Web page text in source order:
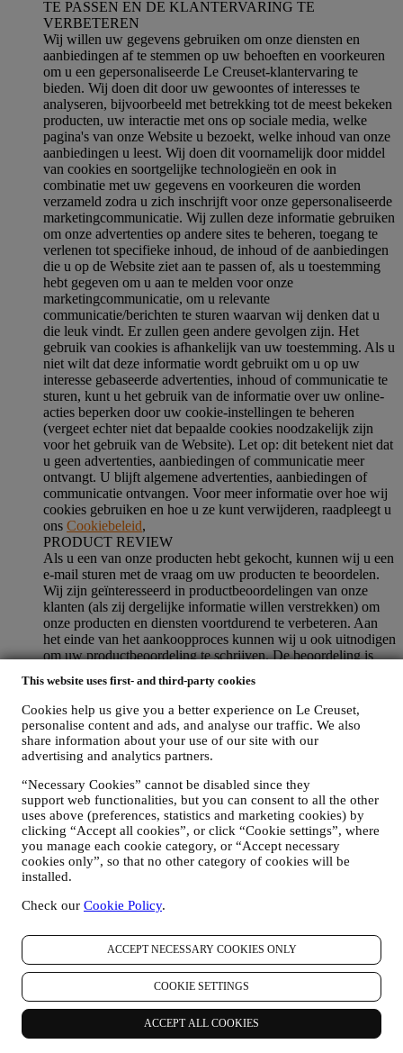
This website uses first- and third-party cookies
Cookies help us give you a better experience on Le Creuset,
personalise content and ads, and analyse our traffic. We also
share information about your use of our site with our
advertising and analytics partners.
“Necessary Cookies” cannot be disabled since they
support web functionalities, but you can consent to all the other
uses above (preferences, statistics and marketing cookies) by
clicking “Accept all cookies”, or click “Cookie settings”, where
you manage each cookie category, or “Accept necessary
cookies only”, so that no other category of cookies will be
installed.
Check our Cookie Policy.
ACCEPT NECESSARY COOKIES ONLY
COOKIE SETTINGS
ACCEPT ALL COOKIES
TE PASSEN EN DE KLANTERVARING TE
VERBETEREN
Wij willen uw gegevens gebruiken om onze diensten en
aanbiedingen af te stemmen op uw behoeften en voorkeuren
om u een gepersonaliseerde Le Creuset-klantervaring te
bieden. Wij doen dit door uw gewoontes of interesses te
analyseren, bijvoorbeeld met betrekking tot de meest bekeken
producten, uw interactie met ons op sociale media, welke
pagina's van onze Website u bezoekt, welke inhoud van onze
aanbiedingen u leest. Wij doen dit voornamelijk door middel
van cookies en soortgelijke technologieën en ook in
combinatie met uw gegevens en voorkeuren die worden
verzameld zodra u zich inschrijft voor onze gepersonaliseerde
marketingcommunicatie. Wij zullen deze informatie gebruiken
om onze advertenties op andere sites te beheren, toegang te
verlenen tot specifieke inhoud, de inhoud of de aanbiedingen
die u op de Website ziet aan te passen of, als u toestemming
hebt gegeven om u aan te melden voor onze
marketingcommunicatie, om u relevante
communicatie/berichten te sturen waarvan wij denken dat u
die leuk vindt. Er zullen geen andere gevolgen zijn. Het
gebruik van cookies is afhankelijk van uw toestemming. Als u
niet wilt dat deze informatie wordt gebruikt om u op uw
interesse gebaseerde advertenties, inhoud of communicatie te
sturen, kunt u het gebruik van de informatie over uw online-
acties beperken door uw cookie-instellingen te beheren
(vergeet echter niet dat bepaalde cookies noodzakelijk zijn
voor het gebruik van de Website). Let op: dit betekent niet dat
u geen advertenties, aanbiedingen of communicatie meer
ontvangt. U blijft algemene advertenties, aanbiedingen of
communicatie ontvangen. Voor meer informatie over hoe wij
cookies gebruiken en hoe u ze kunt verwijderen, raadpleegt u
ons Cookiebeleid,
PRODUCT REVIEW
Als u een van onze producten hebt gekocht, kunnen wij u een
e-mail sturen met de vraag om uw producten te beoordelen.
Wij zijn geïnteresseerd in productbeoordelingen van onze
klanten (als zij dergelijke informatie willen verstrekken) om
onze producten en diensten voortdurend te verbeteren. Aan
het einde van het aankoopproces kunnen wij u ook uitnodigen
om uw productbeoordeling te schrijven. De beoordeling is
WHATSAPP FOR BUSINESS
Sommige van onze fysieke winkels gebruiken WhatsApp for
Business met klanten die daarom vragen, alleen om
ondersteuning te bieden en informatie over onze producten te
sturen. Dit kanaal is niet gericht op de verkoop van onze
gevoelige informatie gevraagd via WhatsApp. U kunt meer te
weten komen over de voorwaarden en garanties van
WhatsApp voor de internationale overdracht van uw
gegevens op https://www.whatsapp.com/legal/privacy-policy-
eea. U kunt uw rechten inzake gegevensbescherming
uitoefenen, waaronder het herroepen/uitschrijven en het
wissen van de gegevens, door contact op te nemen met uw
winkel of via
. Het bewaren van gegevens door WhatsApp
wordt behandeld in het privacybeleid van de app; Le Creuset
4. HOE WORDEN UW GEGEVENS BESCHERMD?
Beveiliging
- Wij hechten veel belang aan de beveiliging van de
gegevens van onze gebruikers. Le Creuset zal redelijke stappen
ondernemen om ervoor te zorgen dat uw gegevens veilig worden
bewaard, alleen worden gebruikt voor de doeleinden die in deze